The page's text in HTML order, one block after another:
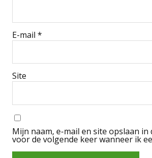
E-mail *
Site
Mijn naam, e-mail en site opslaan in
voor de volgende keer wanneer ik